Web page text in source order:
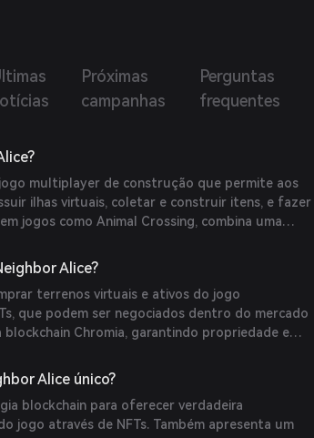
Próximas
campanhas
Perguntas
frequentes
multiplayer de construção que permite aos
ilhas virtuais, coletar e construir itens, e fazer
jogos como Animal Crossing, combina uma
blockchain, permitindo que os jogadores
jogo como NFTs. (
Alice?
terrenos virtuais e ativos do jogo
que podem ser negociados dentro do mercado
blockchain Chromia, garantindo propriedade e
Alice único?
blockchain para oferecer verdadeira
jogo através de NFTs. Também apresenta um